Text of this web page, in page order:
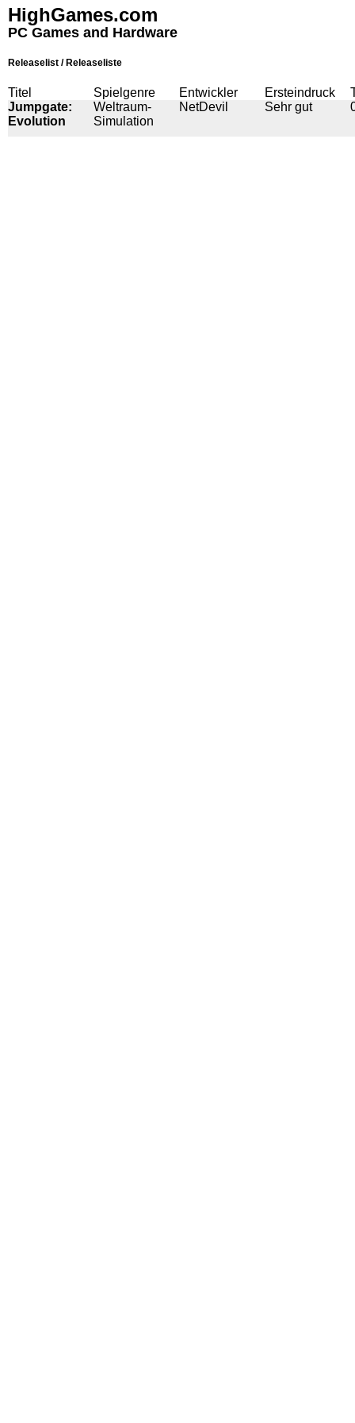
HighGames.com
PC Games and Hardware
Releaselist / Releaseliste
Titel Spielgenre Entwickler Ersteindruck
Jumpgate:
Evolution
Weltraum-
Simulation
NetDevil Sehr gut